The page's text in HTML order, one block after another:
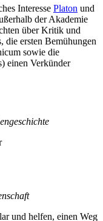
Interesse Platon und
der Akademie
über Kritik und
die ersten Bemühungen
sowie die
einen Verkünder
und helfen, einen Weg